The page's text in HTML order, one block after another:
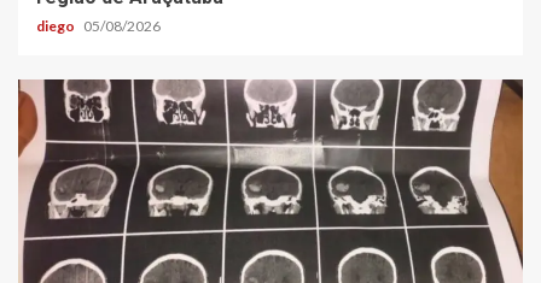
diego 05/08/2026